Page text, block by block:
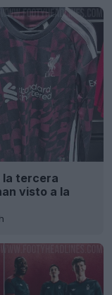
la tercera
visto a la